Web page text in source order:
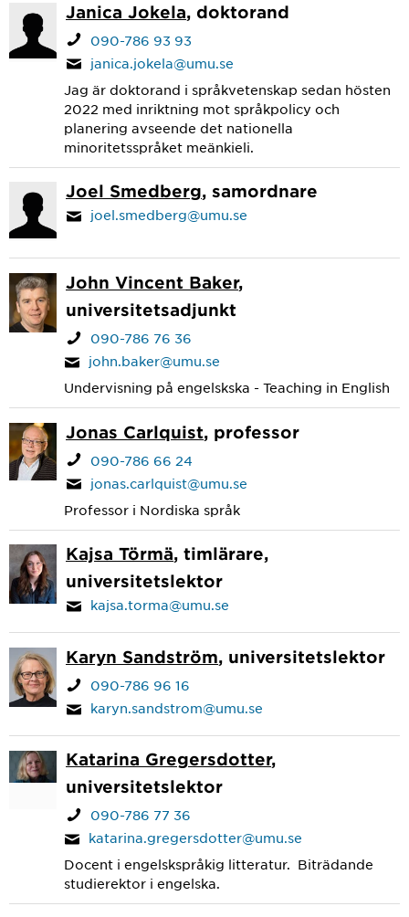
Janica Jokela, doktorand
090-786 93 93
janica.jokela@umu.se
Jag är doktorand i språkvetenskap sedan hösten
2022 med inriktning mot språkpolicy och
planering avseende det nationella
minoritetsspråket meänkieli.
Joel Smedberg, samordnare
joel.smedberg@umu.se
John Vincent Baker,
universitetsadjunkt
090-786 76 36
john.baker@umu.se
Undervisning på engelskska - Teaching in English
Jonas Carlquist, professor
090-786 66 24
jonas.carlquist@umu.se
Professor i Nordiska språk
Kajsa Törmä, timlärare,
universitetslektor
kajsa.torma@umu.se
Karyn Sandström, universitetslektor
090-786 96 16
karyn.sandstrom@umu.se
Katarina Gregersdotter,
universitetslektor
090-786 77 36
katarina.gregersdotter@umu.se
Docent i engelskspråkig litteratur. Biträdande
studierektor i engelska.